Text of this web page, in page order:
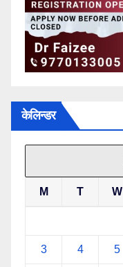
केलिन्डर
M T W
3 4 5